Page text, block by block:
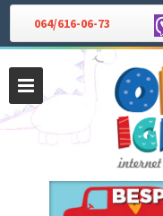
064/616-06-73